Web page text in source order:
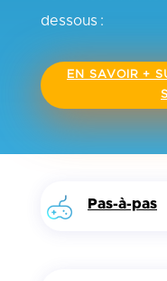
dessous :
EN SAVOIR +
Pas-à-pas